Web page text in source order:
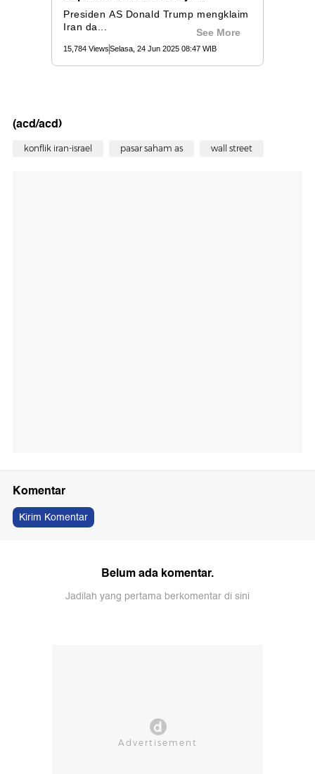
(acd/acd)
konflik iran-israel pasar saham as wall street
Komentar
Kirim Komentar
Belum ada komentar.
Jadilah yang pertama berkomentar di sini